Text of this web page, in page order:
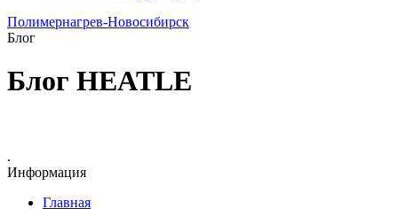
Полимернагрев-Новосибирск
Блог
Блог HEATLE
.
Информация
Главная